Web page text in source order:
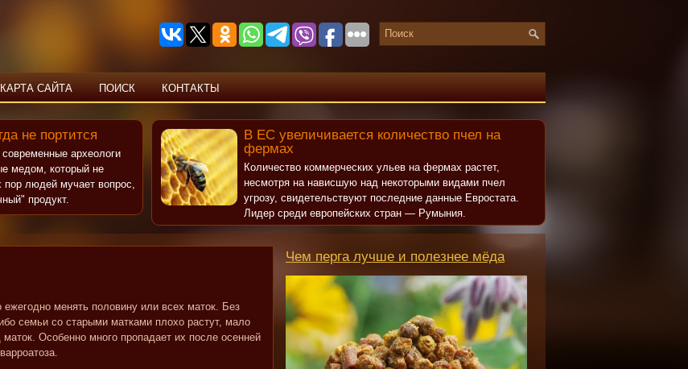
КАРТА САЙТА ПОИСК КОНТАКТЫ
не портится
археологи
медом, который не
пор людей мучает вопрос,
продукт.
В ЕС увеличивается количество пчел на
фермах
Количество коммерческих ульев на фермах растет,
несмотря на нависшую над некоторыми видами пчел
угрозу, свидетельствуют последние данные Евростата.
Лидер среди европейских стран — Румыния.
менять половину или всех маток. Без
семьи со старыми матками плохо растут, мало
Особенно много пропадает их после осенней
Чем перга лучше и полезнее мёда